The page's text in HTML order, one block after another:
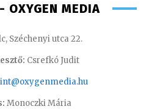
OXYGEN MEDIA
Széchenyi utca 22.
Csrefkó Judit
Monoczki Mária